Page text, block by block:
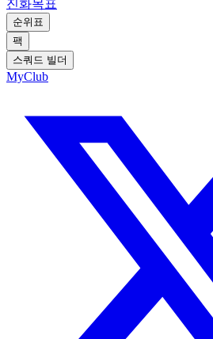
진화목표
순위표
팩
스쿼드 빌더
MyClub